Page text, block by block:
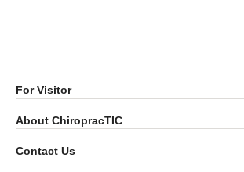
For Visitor
About ChiropracTIC
Contact Us